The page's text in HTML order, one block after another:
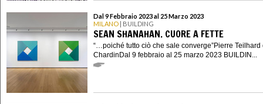
Dal 9 Febbraio 2023 al 25 Marzo 2023
MILANO | BUILDING
SEAN SHANAHAN. CUORE A FETTE
“…poiché tutto ciò che sale converge”Pierre Teilhard
ChardinDal 9 febbraio al 25 marzo 2023 BUILDIN...